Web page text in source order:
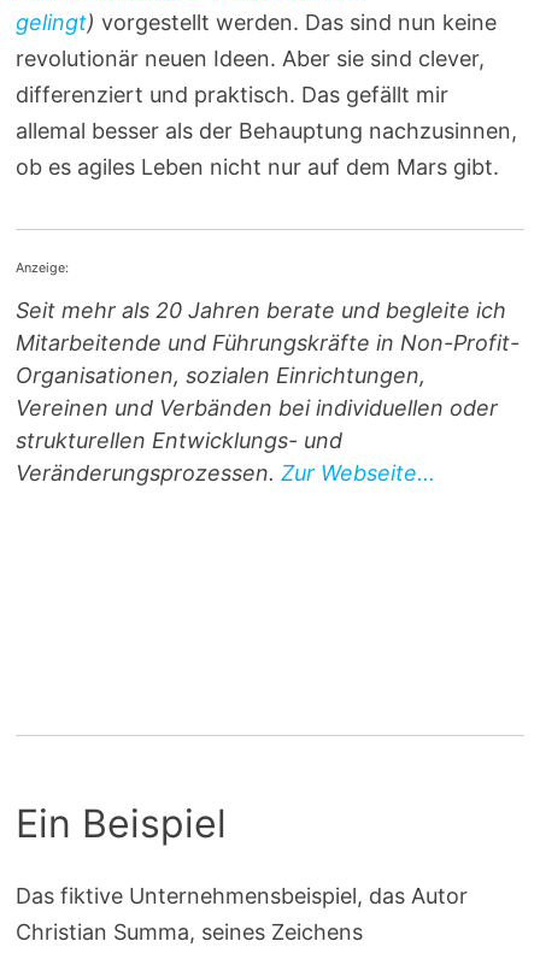
gelingt) vorgestellt werden. Das sind nun keine
revolutionär neuen Ideen. Aber sie sind clever,
differenziert und praktisch. Das gefällt mir
allemal besser als der Behauptung nachzusinnen,
ob es agiles Leben nicht nur auf dem Mars gibt.
Anzeige:
Seit mehr als 20 Jahren berate und begleite ich
Mitarbeitende und Führungskräfte in Non-Profit-
Organisationen, sozialen Einrichtungen,
Vereinen und Verbänden bei individuellen oder
strukturellen Entwicklungs- und
Veränderungsprozessen.Zur Webseite...
Ein Beispiel
Das fiktive Unternehmensbeispiel, das Autor
Christian Summa, seines Zeichens